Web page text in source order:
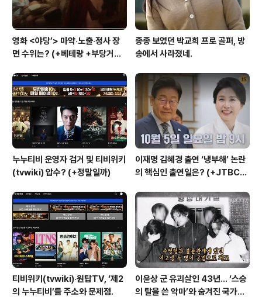
영화 <야당’> 마약‧노출‧정사 장
면 수위는? (+베테랑 +부당거래
종종 보였던 박교희 프로 골퍼, 방
송에서 사라졌네.
누누티비 운영자 검거 및 티비위키
(tvwiki) 압수? (+정말일까)
이재명 김혜경 출연 ‘냉부해’ 논란
의 핵심인 출연일은? (+JTBC
티비위키(tvwiki)‧원탑TV, ‘제2
의 누누티비’들 주소와 문제점.
이윤상 군 유괴살인 43년… ‘스승
의 탈을 쓴 악마’와 숨겨진 국가폭